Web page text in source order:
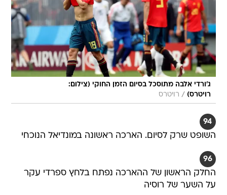
ג'ורדי אלבה מתוסכל בסיום הזמן החוקי (צילום:
רויטרס) / רויטרס
94
השופט שרק לסיום. הארכה ראשונה במונדיאל הנוכחי
96
החלק הראשון של ההארכה נפתח בלחץ ספרדי עקר
על השער של רוסיה